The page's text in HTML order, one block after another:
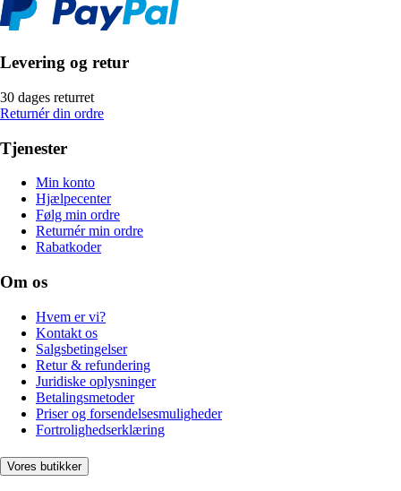
Levering og retur
30 dages returret
Returnér din ordre
Tjenester
Min konto
Hjælpecenter
Følg min ordre
Returnér min ordre
Rabatkoder
Om os
Hvem er vi?
Kontakt os
Salgsbetingelser
Retur & refundering
Juridiske oplysninger
Betalingsmetoder
Priser og forsendelsesmuligheder
Fortrolighedserklæring
Vores butikker